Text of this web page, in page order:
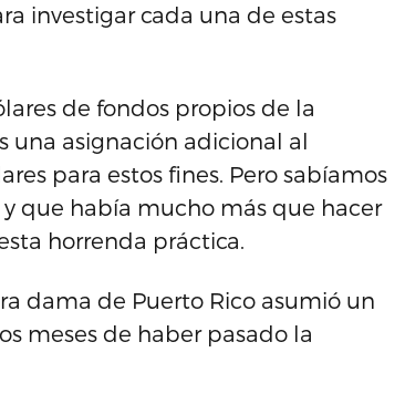
investigar cada una de estas
de fondos propios de la
una asignación adicional al
para estos fines. Pero sabíamos
que había mucho más que hacer
horrenda práctica.
dama de Puerto Rico asumió un
meses de haber pasado la